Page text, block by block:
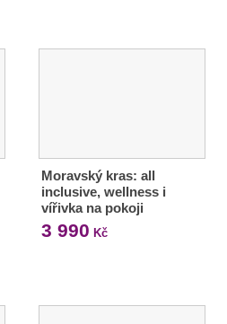
Moravský kras: all
inclusive, wellness i
vířivka na pokoji
3 990 Kč